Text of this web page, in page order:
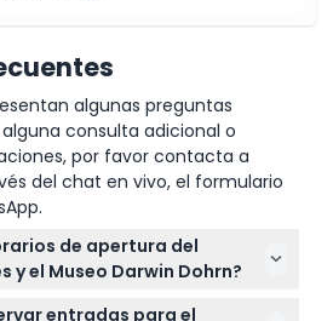
algunas preguntas
consulta adicional o
por favor contacta a
del chat en vivo, el formulario
de apertura del
y el Museo Darwin Dohrn?
y el Museo Darwin Dohrn
entradas para el